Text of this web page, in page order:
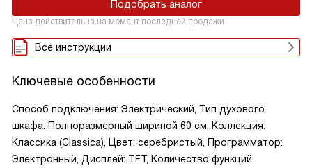
Подобрать аналог
Цена действительна на момент последней продажи
Все инструкции
Ключевые особенности
Способ подключения: Электрический, Тип духового
шкафа: Полноразмерный шириной 60 см, Коллекция:
Классика (Classica), Цвет: серебристый, Программатор:
Электронный, Дисплей: TFT, Количество функций